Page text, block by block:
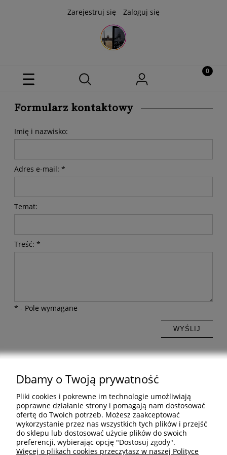
Zarejestruj się Zaloguj się
Formularz kontaktowy
Imię i nazwisko:
Adres e-mail: *
Temat:
Treść: *
* - Pole wymagane
WYŚLIJ
Pomoc
Informacje
Inne
Dbamy o Twoją prywatność
Pliki cookies i pokrewne im technologie umożliwiają
poprawne działanie strony i pomagają nam dostosować
ofertę do Twoich potrzeb. Możesz zaakceptować
wykorzystanie przez nas wszystkich tych plików i przejść
do sklepu lub dostosować użycie plików do swoich
preferencji, wybierając opcję "Dostosuj zgody".
Więcej o plikach cookies przeczytasz w naszej Polityce